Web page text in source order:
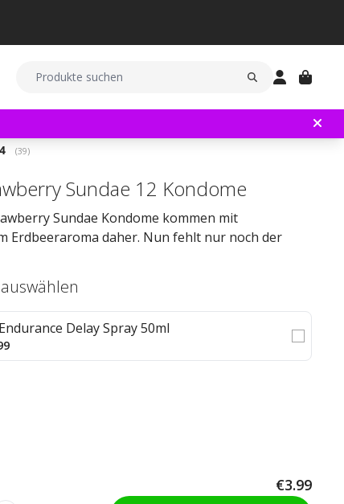
Bewertung:
(abgegebene bewertungen:
39)
Sundae 12 Kondome
Sundae Kondome kommen mit
Erdbeeraroma daher. Nun fehlt nur noch der
Delay Spray 50ml
€3.99